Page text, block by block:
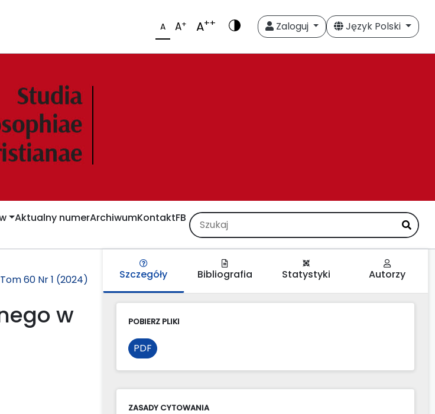
A A+ A++ Zaloguj Język Polski
Aktualny numerArchiwumKontaktFB
Tom 60 Nr 1 (2024)
w
Szczegóły Bibliografia Statystyki Autorzy
POBIERZ PLIKI
PDF
ZASADY CYTOWANIA